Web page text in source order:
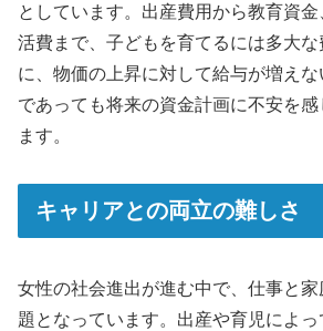
としています。出産費用から教育資
活費まで、子どもを育てるには多大
に、物価の上昇に対して給与が増え
であっても将来の資金計画に不安を
ます。
キャリアとの両立の難しさ
女性の社会進出が進む中で、仕事と
題となっています。出産や育児によ